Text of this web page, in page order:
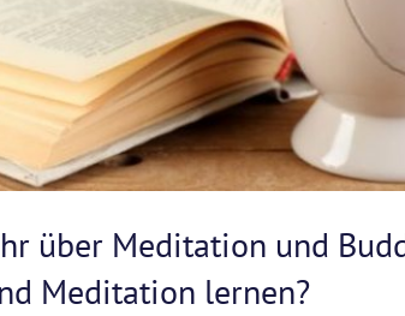
über Meditation und
Meditation lernen?